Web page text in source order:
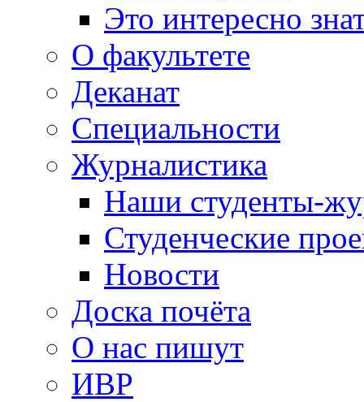
Это интересно
О факультете
Деканат
Специальности
Журналистика
Наши студенты-
Студенческие
Новости
Доска почёта
О нас пишут
ИВР